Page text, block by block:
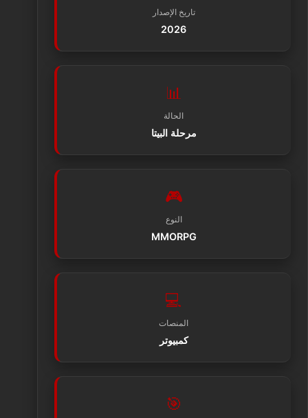
تاريخ الإصدار
2026
📊
الحالة
مرحلة البيتا
🎮
النوع
MMORPG
💻
المنصات
كمبيوتر
🎯